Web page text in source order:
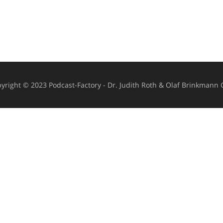
© 2023 Podcast-Factory - Dr. Judith Roth & Olaf Brinkmann